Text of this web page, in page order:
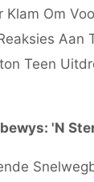
Klam Om
Aan
Teen
'n